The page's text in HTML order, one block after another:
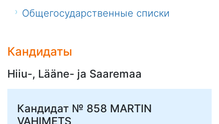
Общегосударственные списки
Кандидаты
Hiiu-, Lääne- ja Saaremaa
Кандидат № 858 MARTIN
VAHIMETS